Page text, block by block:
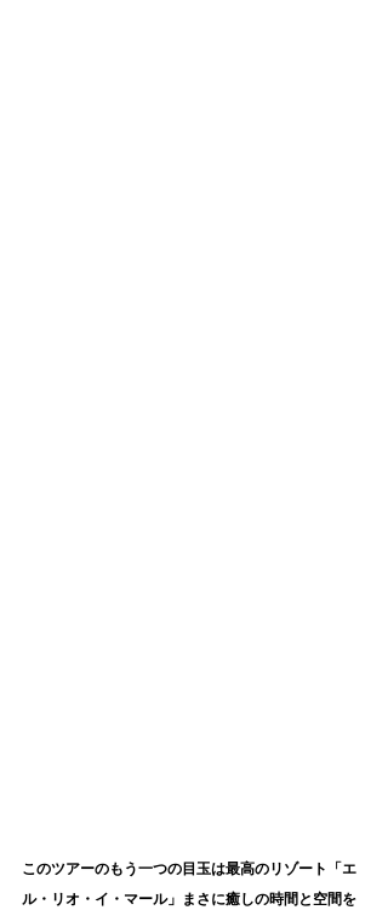
このツアーのもう一つの目玉は最高のリゾート「エ
ル・リオ・イ・マール」まさに癒しの時間と空間を